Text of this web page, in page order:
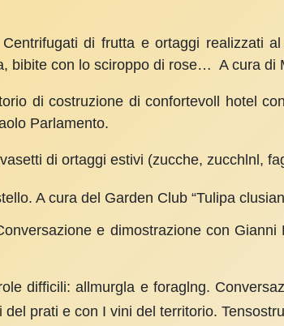
di frutta e ortaggi realizzati
bibite con lo sciroppo di rose… A cura di
di costruzione di confortevoll ho­tel
Parlamento.
di ortaggi estivi (zucche, zucchlnl,
A cura del Garden Club “Tulipa
e dimostrazione con
difficili: allmurgla e foraglng.
prati e con I vini del territorio.